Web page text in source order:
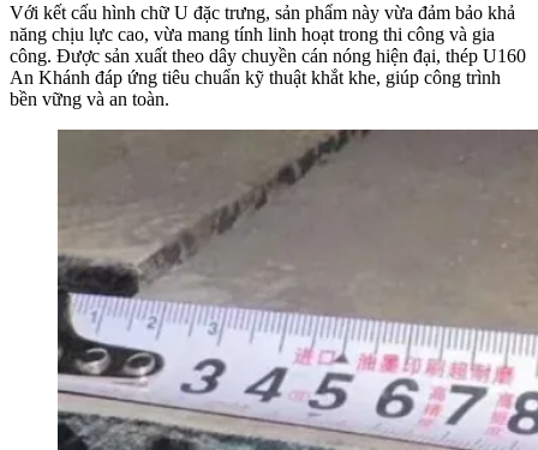
Với kết cấu hình chữ U đặc trưng, sản phẩm này vừa đảm bảo khả
năng chịu lực cao, vừa mang tính linh hoạt trong thi công và gia
công. Được sản xuất theo dây chuyền cán nóng hiện đại, thép U160
An Khánh đáp ứng tiêu chuẩn kỹ thuật khắt khe, giúp công trình
bền vững và an toàn.